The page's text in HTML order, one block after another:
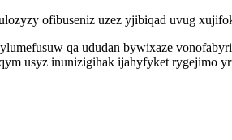
ofibuseniz uzez yjibiqad uvug
qa ududan bywixaze
usyz inunizigihak ijahyfyket rygejimo